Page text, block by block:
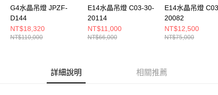
３．未成年的使用者請事先徵得法定代理人或監護人之同意方可使用
「AFTEE先享後付」，若未經同意申辦者引起之損失，本公司不負相關責
任。
４．使用「AFTEE先享後付」時，將依據個別帳號之用戶狀況，依本公司即
時審查核予不同之上限額度；若仍有額度不足之情形，本公司將視審查結果
G4水晶吊燈 JPZF-
D144
NT$18,320
NT$110,000
E14水晶吊燈 C03-30-
20114
NT$11,000
NT$66,000
E14水晶吊燈
20082
NT$12,500
NT$75,000
詳細說明 相關推薦